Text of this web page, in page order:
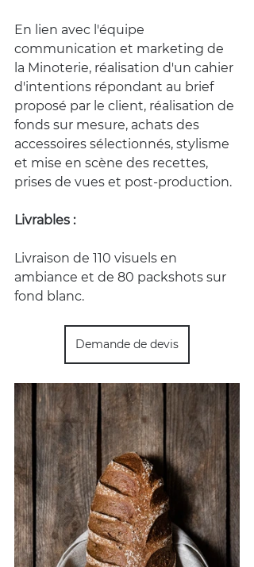
En lien avec l'équipe
communication et marketing de
la Minoterie, réalisation d'un cahier
d'intentions répondant au brief
proposé par le client, réalisation de
fonds sur mesure, achats des
accessoires sélectionnés, stylisme
et mise en scène des recettes,
prises de vues et post-production.
Livrables :
Livraison de 110 visuels en
ambiance et de 80 packshots sur
fond blanc.
Demande de devis